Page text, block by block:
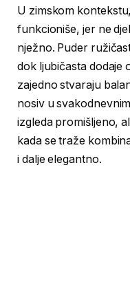
U zimskom
funkcioniše, jer ne
nježno. Puder
dok ljubičasta dodaje
zajedno stvaraju
nosiv u
izgleda promišljeno,
kada se traže
i dalje elegantno.